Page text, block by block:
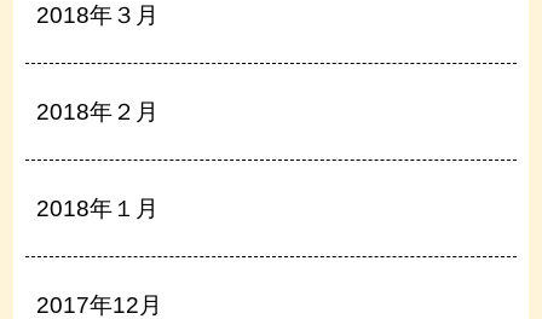
2018年３月
2018年２月
2018年１月
2017年12月